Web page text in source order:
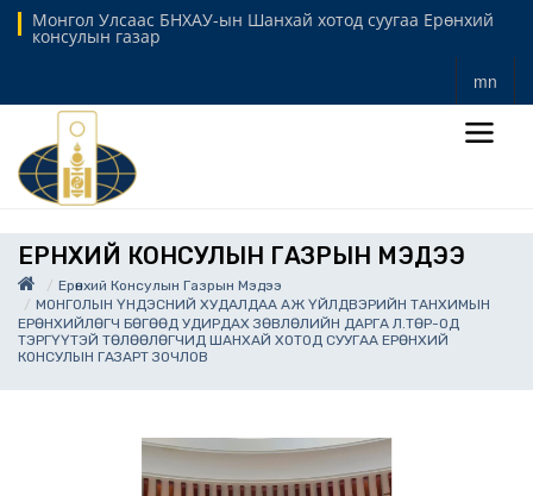
Монгол Улсаас БНХАУ-ын Шанхай хотод суугаа Ерөнхий
консулын газар
mn
ЕРӨНХИЙ КОНСУЛЫН ГАЗРЫН МЭДЭЭ
Ерөнхий Консулын Газрын Мэдээ
МОНГОЛЫН ҮНДЭСНИЙ ХУДАЛДАА АЖ ҮЙЛДВЭРИЙН ТАНХИМЫН
ЕРӨНХИЙЛӨГЧ БӨГӨӨД УДИРДАХ ЗӨВЛӨЛИЙН ДАРГА Л.ТӨР-ОД
ТЭРГҮҮТЭЙ ТӨЛӨӨЛӨГЧИД ШАНХАЙ ХОТОД СУУГАА ЕРӨНХИЙ
КОНСУЛЫН ГАЗАРТ ЗОЧЛОВ